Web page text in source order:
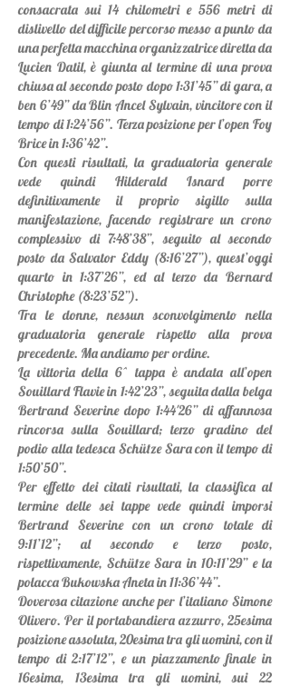
consacrata sui 14 chilometri e 556 metri di
dislivello del difficile percorso messo a punto da
una perfetta macchina organizzatrice diretta da
Lucien Datil, è giunta al termine di una prova
chiusa al secondo posto dopo 1:31’45” di gara, a
ben 6’49” da Blin Ancel Sylvain, vincitore con il
tempo di 1:24’56”. Terza posizione per l’open Foy
Brice in 1:36’42”.
Con questi risultati, la graduatoria generale
vede quindi Hilderald Isnard porre
definitivamente il proprio sigillo sulla
manifestazione, facendo registrare un crono
complessivo di 7:48’38”, seguito al secondo
posto da Salvator Eddy (8:16’27”), quest’oggi
quarto in 1:37’26”, ed al terzo da Bernard
Christophe (8:23’52”).
Tra le donne, nessun sconvolgimento nella
graduatoria generale rispetto alla prova
precedente. Ma andiamo per ordine.
La vittoria della 6^ tappa è andata all’open
Souillard Flavie in 1:42’23”, seguita dalla belga
Bertrand Severine dopo 1:44'26” di affannosa
rincorsa sulla Souillard; terzo gradino del
podio alla tedesca Schütze Sara con il tempo di
1:50’50”.
Per effetto dei citati risultati, la classifica al
termine delle sei tappe vede quindi imporsi
Bertrand Severine con un crono totale di
9:11’12”; al secondo e terzo posto,
rispettivamente, Schütze Sara in 10:11’29” e la
polacca Bukowska Aneta in 11:36’44”.
Doverosa citazione anche per l’italiano Simone
Olivero. Per il portabandiera azzurro, 25esima
posizione assoluta, 20esima tra gli uomini, con il
tempo di 2:17’12”, e un piazzamento finale in
16esima, 13esima tra gli uomini, sui 22